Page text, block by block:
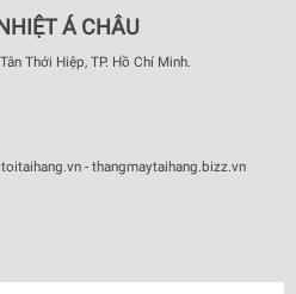
Á CHÂU
Thới Hiệp, TP. Hồ Chí Minh.
- thangmaytaihang.bizz.vn